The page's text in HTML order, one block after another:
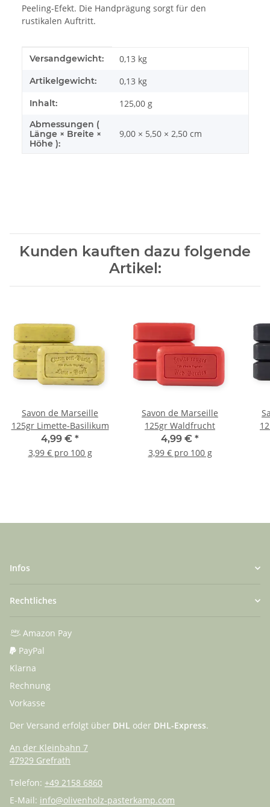
Peeling-Efekt. Die Handprägung sorgt für den
rustikalen Auftritt.
Produkteigenschaft
Wert
Versandgewicht: 0,13 kg
Artikelgewicht: 0,13 kg
Inhalt: 125,00 g
Abmessungen (
Länge × Breite ×
Höhe ):
9,00 × 5,50 × 2,50 cm
Kunden kauften dazu folgende
Artikel:
Savon de Marseille
125gr Limette-Basilikum
4,99 € *
3,99 € pro 100 g
Savon de Marseille
125gr Waldfrucht
4,99 € *
3,99 € pro 100 g
Infos
Rechtliches
Amazon Pay
PayPal
Klarna
Rechnung
Vorkasse
Der Versand erfolgt über DHL oder DHL-Express.
An der Kleinbahn 7
47929 Grefrath
Telefon: +49 2158 6860
E-Mail: info@olivenholz-pasterkamp.com